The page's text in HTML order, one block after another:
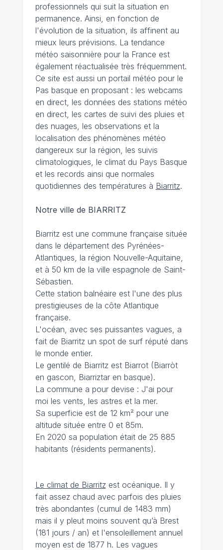
professionnels qui suit la situation en
permanence. Ainsi, en fonction de
l'évolution de la situation, ils affinent au
mieux leurs prévisions. La tendance
météo saisonnière pour la France est
également réactualisée très fréquemment.
Ce site est aussi un portail météo pour le
Pas basque en proposant : les webcams
en direct, les données des stations météo
en direct, les cartes de suivi des pluies et
des nuages, les observations et la
localisation des phénomènes météo
dangereux sur la région, les suivis
climatologiques, le climat du Pays Basque
et les records ainsi que normales
quotidiennes des températures à Biarritz.
Notre ville de BIARRITZ
Biarritz est une commune française située
dans le département des Pyrénées-
Atlantiques, la région Nouvelle-Aquitaine,
et à 50 km de la ville espagnole de Saint-
Sébastien.
Cette station balnéaire est l'une des plus
prestigieuses de la côte Atlantique
française.
L'océan, avec ses puissantes vagues, a
fait de Biarritz un spot de surf réputé dans
le monde entier.
Le gentilé de Biarritz est Biarrot (Biarròt
en gascon, Biarriztar en basque).
La commune a pour devise : J'ai pour
moi les vents, les astres et la mer.
Sa superficie est de 12 km² pour une
altitude située entre 0 et 85m.
En 2020 sa population était de 25 885
habitants (résidents permanents).
Le climat de Biarritz est océanique. Il y
fait assez chaud avec parfois des pluies
très abondantes (cumul de 1483 mm)
mais il y pleut moins souvent qu’à Brest
(181 jours / an) et l'ensoleillement annuel
moyen est de 1877 h. Les vagues